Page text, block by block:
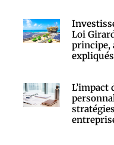
Loi
principe,
expliqués
L’impact